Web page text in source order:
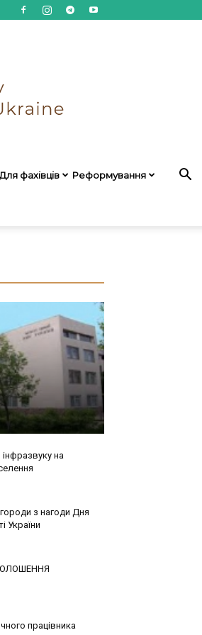
Для фахівців Реформування
інфразвуку на
з нагоди Дня
України
працівника